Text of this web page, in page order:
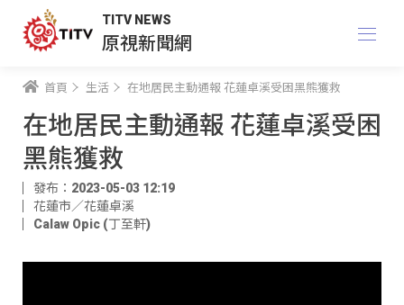
TITV NEWS
原視新聞網
首頁 生活 在地居民主動通報 花蓮卓溪受困黑熊獲救
在地居民主動通報 花蓮卓溪受困
黑熊獲救
發布：2023-05-03 12:19
花蓮市／花蓮卓溪
Calaw Opic (丁至軒)